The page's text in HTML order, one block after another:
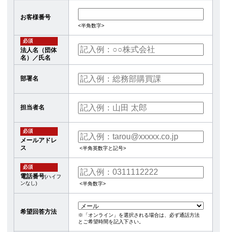
お客様番号
<半角数字>
必須
法人名（団体
名）／氏名
部署名
担当者名
必須
メールアドレ
ス
<半角英数字と記号>
必須
電話番号(ハイフ
ンなし)
<半角数字>
希望回答方法
※「オンライン」を選択される場合は、必ず通話方法
とご希望時間を記入下さい。